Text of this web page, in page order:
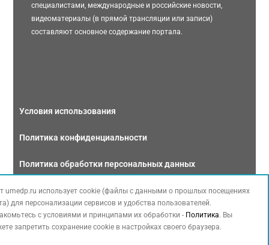
специалистами, международные и российские новости,
видеоматериалы (в прямой трансляции или записи)
составляют основное содержание портала.
Условия использования
Политика конфиденциальности
Политика обработки персональных данных
Связаться с нами
umedp.ru использует cookie (файлы с данными о прошлых посещениях
для персонализации сервисов и удобства пользователей.
с условиями и принципами их обработки - Политика. Вы
запретить сохранение cookie в настройках своего браузера.